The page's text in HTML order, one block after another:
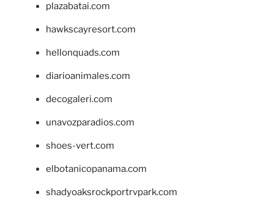
plazabatai.com
hawkscayresort.com
hellonquads.com
diarioanimales.com
decogaleri.com
unavozparadios.com
shoes-vert.com
elbotanicopanama.com
shadyoaksrockportrvpark.com